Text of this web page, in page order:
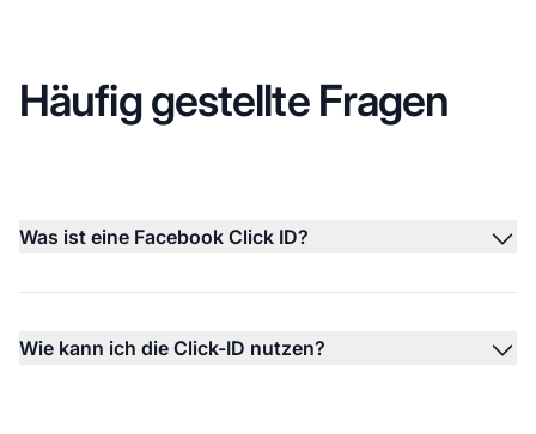
Häufig gestellte Fragen
Was ist eine Facebook Click ID?
Wie kann ich die Click-ID nutzen?